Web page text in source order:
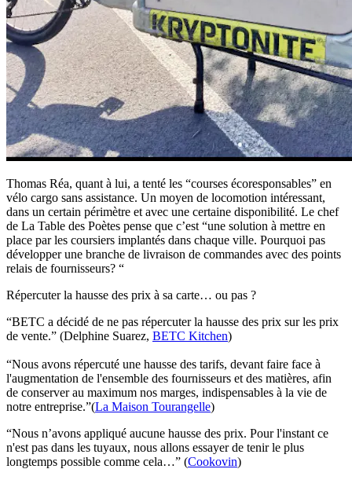
Thomas Réa, quant à lui, a tenté les “courses écoresponsables” en
vélo cargo sans assistance. Un moyen de locomotion intéressant,
dans un certain périmètre et avec une certaine disponibilité. Le chef
de La Table des Poètes pense que c’est “une solution à mettre en
place par les coursiers implantés dans chaque ville. Pourquoi pas
développer une branche de livraison de commandes avec des points
relais de fournisseurs? “
Répercuter la hausse des prix à sa carte… ou pas ?
“BETC a décidé de ne pas répercuter la hausse des prix sur les prix
de vente.” (Delphine Suarez, BETC Kitchen)
“Nous avons répercuté une hausse des tarifs, devant faire face à
l'augmentation de l'ensemble des fournisseurs et des matières, afin
de conserver au maximum nos marges, indispensables à la vie de
notre entreprise.”(La Maison Tourangelle)
“Nous n’avons appliqué aucune hausse des prix. Pour l'instant ce
n'est pas dans les tuyaux, nous allons essayer de tenir le plus
longtemps possible comme cela…” (Cookovin)